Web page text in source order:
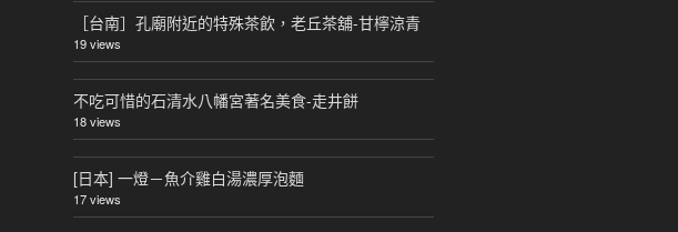
［台南］孔廟附近的特殊茶飲，老丘茶舖-甘檸涼青
19 views
不吃可惜的石清水八幡宮著名美食-走井餅
18 views
[日本] 一燈－魚介雞白湯濃厚泡麵
17 views